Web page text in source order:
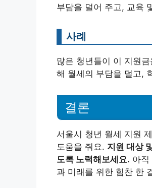
부담을 덜어 주고, 교육
사례
많은 청년들이 이 지원
해 월세의 부담을 덜고,
결론
서울시 청년 월세 지원
도움을 줘요. 지원 대상
도록 노력해보세요. 아직
과 미래를 위한 힘찬 한